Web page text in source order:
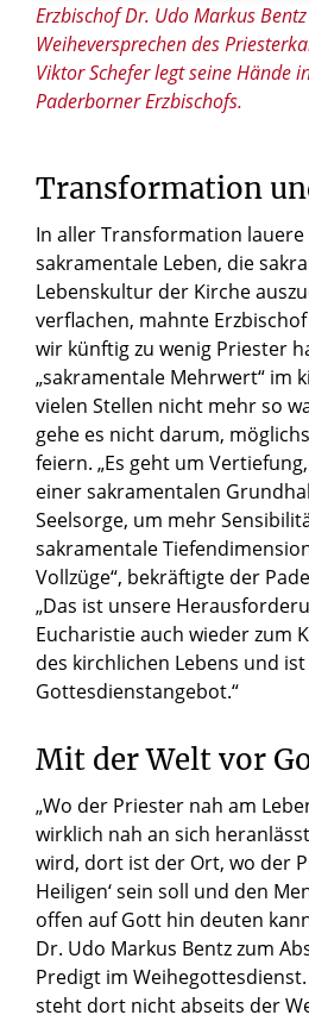
Erzbischof Dr. Udo Markus
Weiheversprechen des
Viktor Schefer legt seine Hände
Paderborner Erzbischofs.
Transformation
In aller Transformation lauere
sakramentale Leben, die
Lebenskultur der Kirche
verflachen, mahnte Erzbischof
wir künftig zu wenig Priester
„sakramentale Mehrwert“ im
vielen Stellen nicht mehr so
gehe es nicht darum,
feiern. „Es geht um
einer sakramentalen
Seelsorge, um mehr
sakramentale
Vollzüge“, bekräftigte der
„Das ist unsere
Eucharistie auch wieder zum
des kirchlichen Lebens und
Gottesdienstangebot.“
Mit der Welt vor
„Wo der Priester nah am
wirklich nah an sich
wird, dort ist der Ort, wo der
Heiligen‘ sein soll und den
offen auf Gott hin deuten
Dr. Udo Markus Bentz zum
Predigt im
steht dort nicht abseits der